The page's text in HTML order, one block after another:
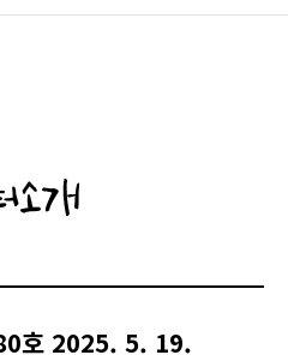
소개
호 2025. 5. 19.